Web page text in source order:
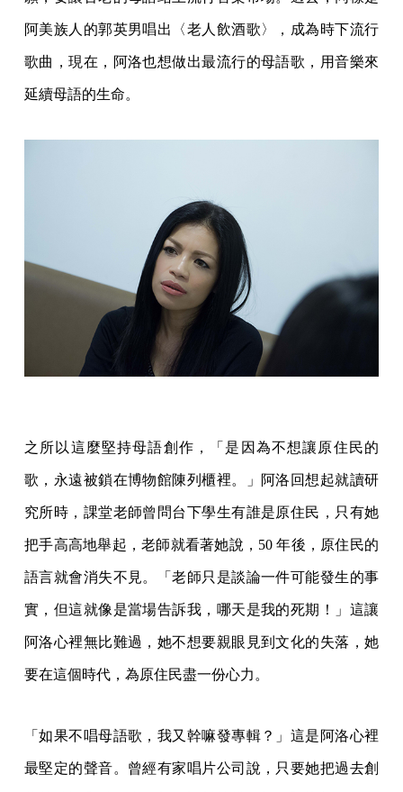
阿美族人的郭英男唱出〈老人飲酒歌〉，成為時下流行
歌曲，現在，阿洛也想做出最流行的母語歌，用音樂來
延續母語的生命。
之所以這麼堅持母語創作，「是因為不想讓原住民的
歌，永遠被鎖在博物館陳列櫃裡。」阿洛回想起就讀研
究所時，課堂老師曾問台下學生有誰是原住民，只有她
把手高高地舉起，老師就看著她說，50 年後，原住民的
語言就會消失不見。「老師只是談論一件可能發生的事
實，但這就像是當場告訴我，哪天是我的死期！」這讓
阿洛心裡無比難過，她不想要親眼見到文化的失落，她
要在這個時代，為原住民盡一份心力。
「如果不唱母語歌，我又幹嘛發專輯？」這是阿洛心裡
最堅定的聲音。曾經有家唱片公司說，只要她把過去創